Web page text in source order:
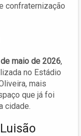
confraternização
maio de 2026,
no Estádio
mais
que já foi
cidade.